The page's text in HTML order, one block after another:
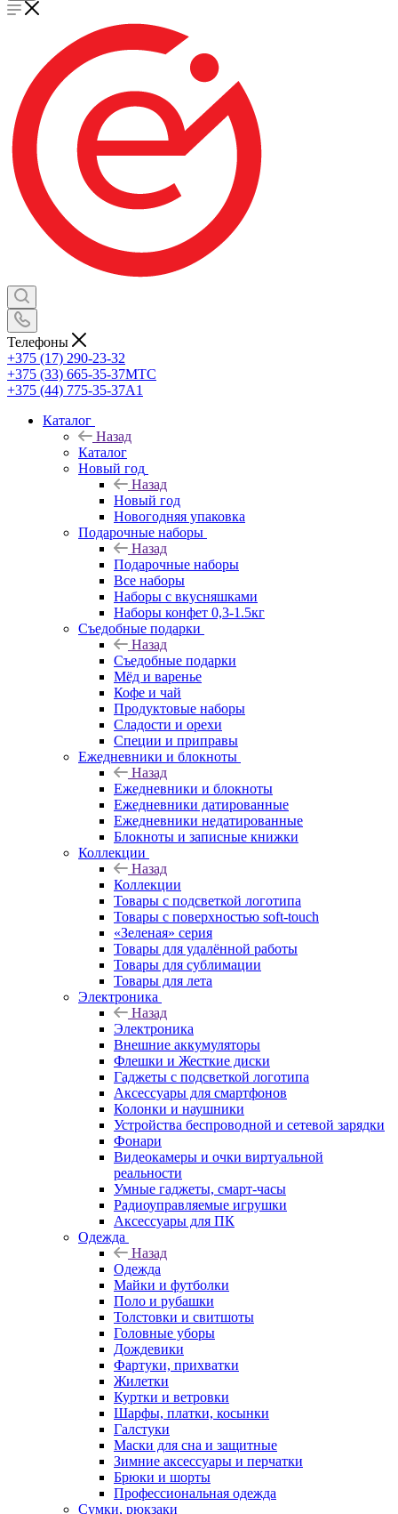
Телефоны
+375 (17) 290-23-32
+375 (33) 665-35-37МТС
+375 (44) 775-35-37А1
Каталог
Назад
Каталог
Новый год
Назад
Новый год
Новогодняя упаковка
Подарочные наборы
Назад
Подарочные наборы
Все наборы
Наборы с вкусняшками
Наборы конфет 0,3-1.5кг
Съедобные подарки
Назад
Съедобные подарки
Мёд и варенье
Кофе и чай
Продуктовые наборы
Сладости и орехи
Специи и приправы
Ежедневники и блокноты
Назад
Ежедневники и блокноты
Ежедневники датированные
Ежедневники недатированные
Блокноты и записные книжки
Коллекции
Назад
Коллекции
Товары с подсветкой логотипа
Товары с поверхностью soft-touch
«Зеленая» серия
Товары для удалённой работы
Товары для сублимации
Товары для лета
Электроника
Назад
Электроника
Внешние аккумуляторы
Флешки и Жесткие диски
Гаджеты с подсветкой логотипа
Аксессуары для смартфонов
Колонки и наушники
Устройства беспроводной и сетевой зарядки
Фонари
Видеокамеры и очки виртуальной
реальности
Умные гаджеты, смарт-часы
Радиоуправляемые игрушки
Аксессуары для ПК
Одежда
Назад
Одежда
Майки и футболки
Поло и рубашки
Толстовки и свитшоты
Головные уборы
Дождевики
Фартуки, прихватки
Жилетки
Куртки и ветровки
Шарфы, платки, косынки
Галстуки
Маски для сна и защитные
Зимние аксессуары и перчатки
Брюки и шорты
Профессиональная одежда
Сумки, рюкзаки